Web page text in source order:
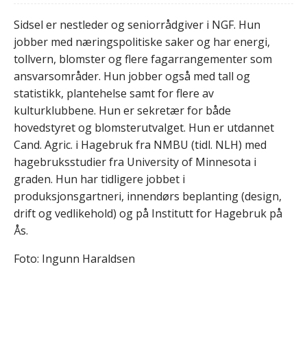
Sidsel er nestleder og seniorrådgiver i NGF. Hun
jobber med næringspolitiske saker og har energi,
tollvern, blomster og flere fagarrangementer som
ansvarsområder. Hun jobber også med tall og
statistikk, plantehelse samt for flere av
kulturklubbene. Hun er sekretær for både
hovedstyret og blomsterutvalget. Hun er utdannet
Cand. Agric. i Hagebruk fra NMBU (tidl. NLH) med
hagebruksstudier fra University of Minnesota i
graden. Hun har tidligere jobbet i
produksjonsgartneri, innendørs beplanting (design,
drift og vedlikehold) og på Institutt for Hagebruk på
Ås.
Foto: Ingunn Haraldsen